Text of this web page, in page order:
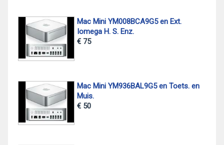
Mac Mini YM008BCA9G5 en Ext.
Iomega H. S. Enz.
€ 75
Mac Mini YM936BAL9G5 en Toets. en
Muis.
€ 50